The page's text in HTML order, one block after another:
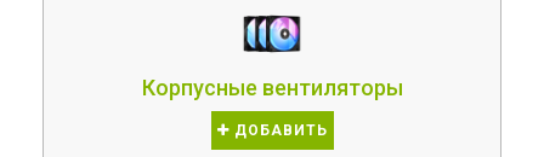
Корпусные вентиляторы
ДОБАВИТЬ